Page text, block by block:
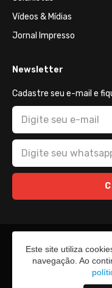
Vídeos & Mídias
Jornal Impresso
Newsletter
Cadastre seu e-mail e
Este site utiliza
navegação. Ao